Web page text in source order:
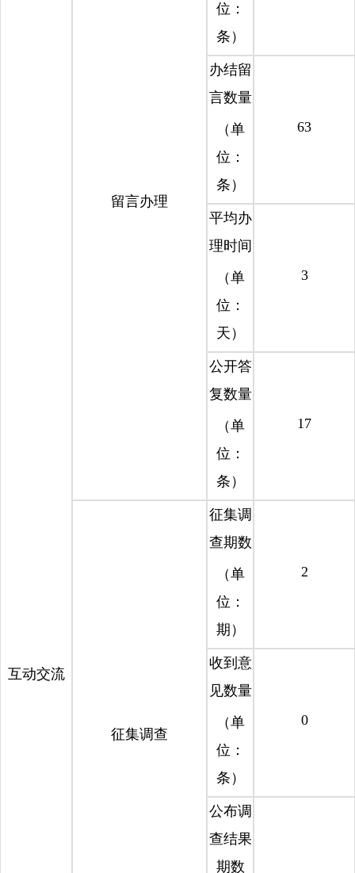
互动交流
留言办理
位：
条）
办结留
言数量
（单
位：
条）
63
平均办
理时间
（单
位：
天）
3
公开答
复数量
（单
位：
条）
17
征集调查
征集调
查期数
（单
位：
期）
2
收到意
见数量
（单
位：
条）
0
公布调
查结果
期数